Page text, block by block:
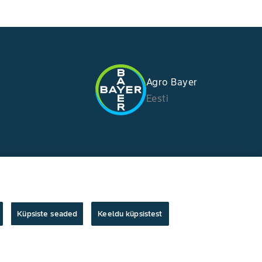
Agro Bayer
Eesti
Küpsiste seaded Keeldu küpsistest